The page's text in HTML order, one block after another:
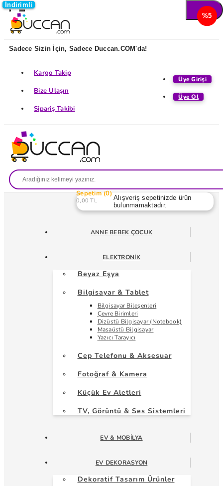
Sadece Sizin İçin, Sadece Duccan.COM'da!
Üye Girişi
Üye Ol
Kargo Takip
Bize Ulaşın
Sipariş Takibi
Sepetim 0
0,00 TL
Alışveriş sepetinizde ürün
bulunmamaktadır.
ANNE BEBEK ÇOCUK
ELEKTRONIK
Beyaz Eşya
Bilgisayar & Tablet
Bilgisayar Bileşenleri
Çevre Birimleri
Dizüstü Bilgisayar (Notebook)
Masaüstü Bilgisayar
Yazıcı Tarayıcı
Cep Telefonu & Aksesuar
Fotoğraf & Kamera
Küçük Ev Aletleri
TV, Görüntü & Ses Sistemleri
EV & MOBILYA
EV DEKORASYON
Dekoratif Tasarım Ürünler
%5
İndirimli
%5
İndirimli
%5
İndirimli